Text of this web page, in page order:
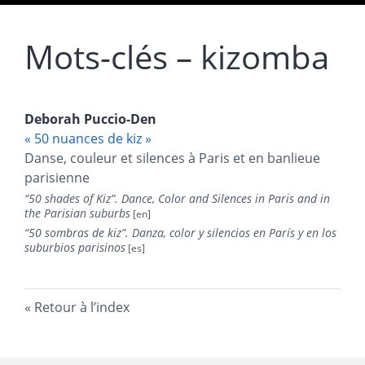
Mots-clés – kizomba
Deborah Puccio-Den
« 50 nuances de kiz »
Danse, couleur et silences à Paris et en banlieue
parisienne
“50 shades of Kiz”. Dance, Color and Silences in Paris and in
the Parisian suburbs
“50 sombras de kiz”. Danza, color y silencios en París yen los
suburbios parisinos
Retour à l’index